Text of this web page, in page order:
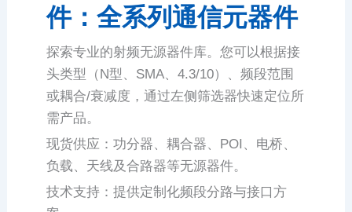
件：全系列通信元器件
探索专业的射频无源器件库。您可以根据接
头类型（N型、SMA、4.3/10）、频段范围
或耦合/衰减度，通过左侧筛选器快速定位所
需产品。
现货供应：功分器、耦合器、POI、电桥、
负载、天线及合路器等无源器件。
技术支持：提供定制化频段分路与接口方